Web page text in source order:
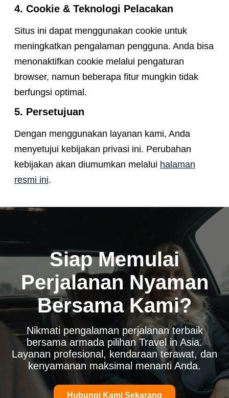
4. Cookie & Teknologi Pelacakan
Situs ini dapat menggunakan cookie untuk
meningkatkan pengalaman pengguna. Anda bisa
menonaktifkan cookie melalui pengaturan
browser, namun beberapa fitur mungkin tidak
berfungsi optimal.
5. Persetujuan
Dengan menggunakan layanan kami, Anda
menyetujui kebijakan privasi ini. Perubahan
kebijakan akan diumumkan melalui halaman
resmi ini.
Siap Memulai
Perjalanan Nyaman
Bersama Kami?
Nikmati pengalaman perjalanan terbaik
bersama armada pilihan Travel in Asia.
Layanan profesional, kendaraan terawat, dan
kenyamanan maksimal menanti Anda.
Hubungi Kami Sekarang